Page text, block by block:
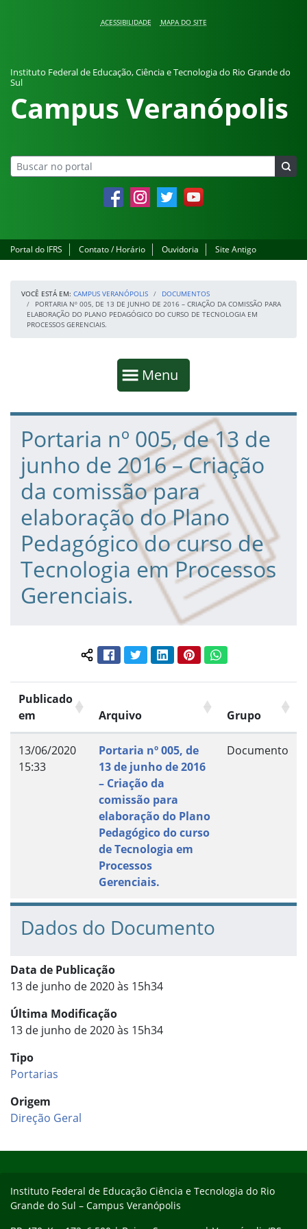
ACESSIBILIDADE MAPA DO SITE
Instituto Federal de Educação, Ciência e Tecnologia do Rio Grande do
Sul
Campus Veranópolis
FacebookInstagramTwitter YouTube
Portal do IFRS Contato / Horário Ouvidoria Site Antigo
VOCÊ ESTÁ EM: CAMPUS VERANÓPOLIS
DOCUMENTOS
PORTARIA Nº 005, DE 13 DE JUNHO DE 2016 – CRIAÇÃO DA COMISSÃO PARA
ELABORAÇÃO DO PLANO PEDAGÓGICO DO CURSO DE TECNOLOGIA EM
PROCESSOS GERENCIAIS.
Mostrar
Menu
Fim da navegação
Início do conteúdo
Portaria nº 005, de 13 de
junho de 2016 – Criação
da comissão para
elaboração do Plano
Pedagógico do curso de
Tecnologia em Processos
Gerenciais.
Compartilhar conteúdo:
FacebookTwitterLinkedInPinterestWhatsApp
Publicado
em
Arquivo Grupo
13/06/2020
15:33
Portaria nº 005, de
13 de junho de 2016
– Criação da
comissão para
elaboração do Plano
Pedagógico do curso
de Tecnologia em
Processos
Gerenciais.
Documento
Dados do Documento
Data de Publicação
13 de junho de 2020 às 15h34
Última Modificação
13 de junho de 2020 às 15h34
Tipo
Portarias
Origem
Direção Geral
Instituto Federal de Educação Ciência e Tecnologia do Rio
Grande do Sul – Campus Veranópolis